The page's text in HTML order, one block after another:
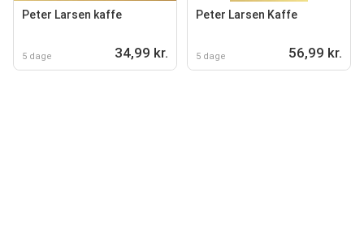
Peter Larsen kaffe
5 dage 34,99 kr.
Peter Larsen Kaffe
5 dage 56,99 kr.